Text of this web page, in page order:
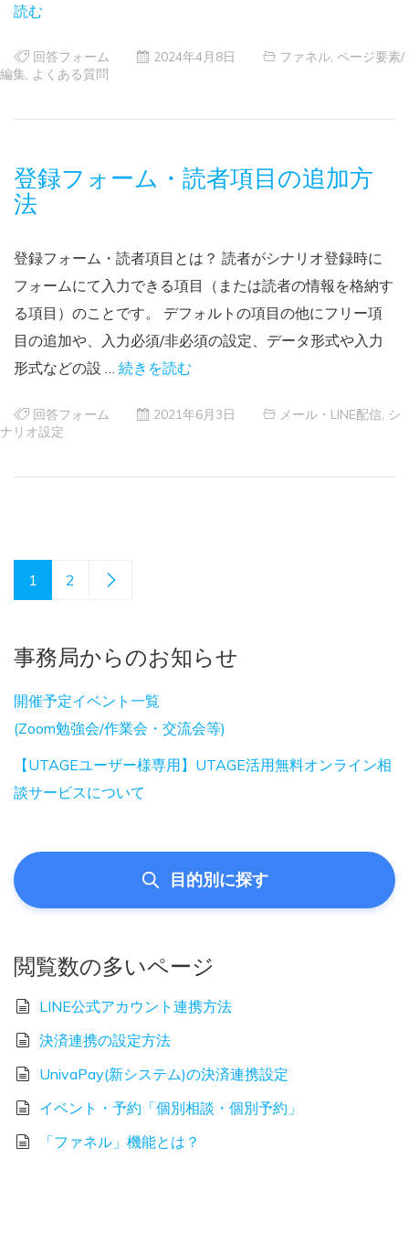
読む
回答フォーム 2024年4月8日 ファネル ページ要素/
編集 よくある質問
登録フォーム・読者項目の追加方
法
登録フォーム・読者項目とは？ 読者がシナリオ登録時に
フォームにて入力できる項目（または読者の情報を格納す
る項目）のことです。 デフォルトの項目の他にフリー項
目の追加や、入力必須/非必須の設定、データ形式や入力
形式などの設 … 続きを読む
回答フォーム 2021年6月3日 メール・LINE配信 シ
ナリオ設定
1 2
事務局からのお知らせ
開催予定イベント一覧
(Zoom勉強会/作業会・交流会等)
【UTAGEユーザー様専用】UTAGE活用無料オンライン相
談サービスについて
目的別に探す
閲覧数の多いページ
LINE公式アカウント連携方法
決済連携の設定方法
UnivaPay(新システム)の決済連携設定
イベント・予約「個別相談・個別予約」
「ファネル」機能とは？